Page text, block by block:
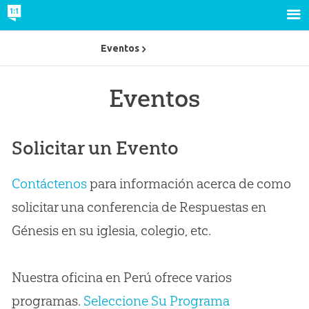
Eventos
Solicitar un Evento
Contáctenospara información acerca de como
solicitar una conferencia de Respuestas en
Génesis en su iglesia, colegio, etc.
Nuestra oficina en Perú ofrece varios
programas. Seleccione Su Programa
Eventos